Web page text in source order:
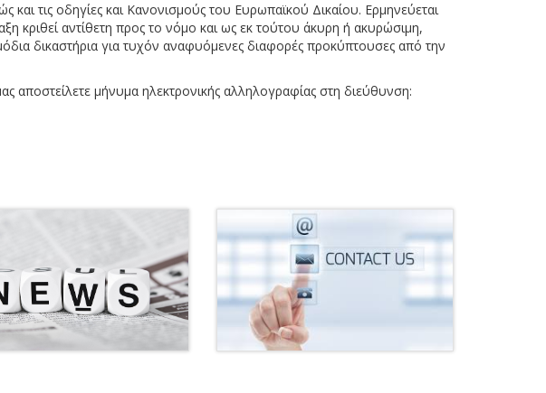
τις οδηγίες και Κανονισμούς του Ευρωπαϊκού Δικαίου. Ερμηνεύεται
κριθεί αντίθετη προς το νόμο και ως εκ τούτου άκυρη ή ακυρώσιμη,
δικαστήρια για τυχόν αναφυόμενες διαφορές προκύπτουσες από την
αποστείλετε μήνυμα ηλεκτρονικής αλληλογραφίας στη διεύθυνση: